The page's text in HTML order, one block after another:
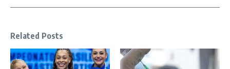
Related Posts